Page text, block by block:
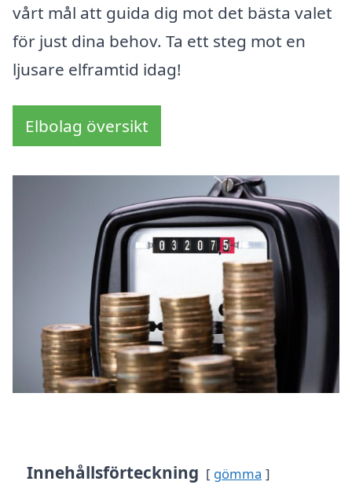
vårt mål att guida dig mot det bästa valet
för just dina behov. Ta ett steg mot en
ljusare elframtid idag!
Elbolag översikt
Innehållsförteckning gömma